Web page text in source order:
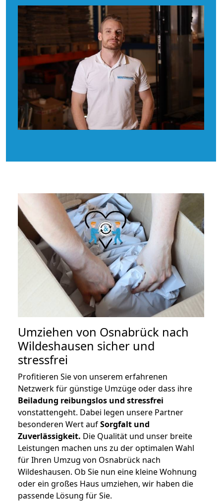
Umziehen von Osnabrück nach
Wildeshausen sicher und
stressfrei
Profitieren Sie von unserem erfahrenen
Netzwerk für günstige Umzüge oder dass ihre
Beiladung reibungslos und stressfrei
vonstattengeht. Dabei legen unsere Partner
besonderen Wert aufSorgfalt und
Zuverlässigkeit. Die Qualität und unser breite
Leistungen machen uns zu der optimalen Wahl
für Ihren Umzug von Osnabrück nach
Wildeshausen. Ob Sie nun eine kleine Wohnung
oder ein großes Haus umziehen, wir haben die
passende Lösung für Sie.